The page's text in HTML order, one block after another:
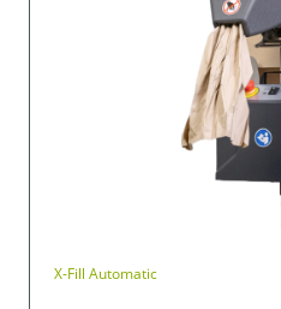
X-Fill Automatic